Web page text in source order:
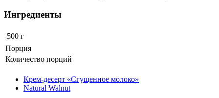
Ингредиенты
500 г
Порция
Количество порций
Крем-десерт «Сгущенное молоко»
Natural Walnut